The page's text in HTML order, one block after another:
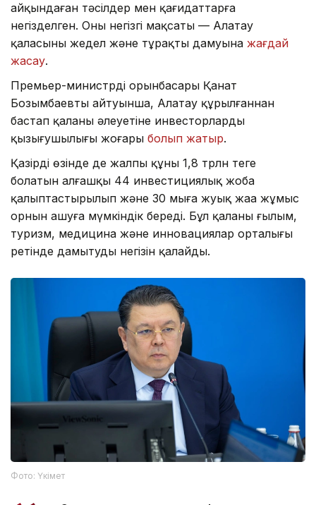
айқындаған тәсілдер мен қағидаттарға
негізделген. Оның негізгі мақсаты — Алатау
қаласының жедел және тұрақты дамуына жағдай
жасау.
Премьер-министрдің орынбасары Қанат
Бозымбаевтың айтуынша, Алатау құрылғаннан
бастап қаланың әлеуетіне инвесторлардың
қызығушылығы жоғары болып жатыр.
Қазірдің өзінде де жалпы құны 1,8 трлн теңге
болатын алғашқы 44 инвестициялық жоба
қалыптастырылып және 30 мыңға жуық жаңа жұмыс
орнын ашуға мүмкіндік береді. Бұл қаланың ғылым,
туризм, медицина және инновациялар орталығы
ретінде дамытудың негізін қалайды.
Фото: Үкімет